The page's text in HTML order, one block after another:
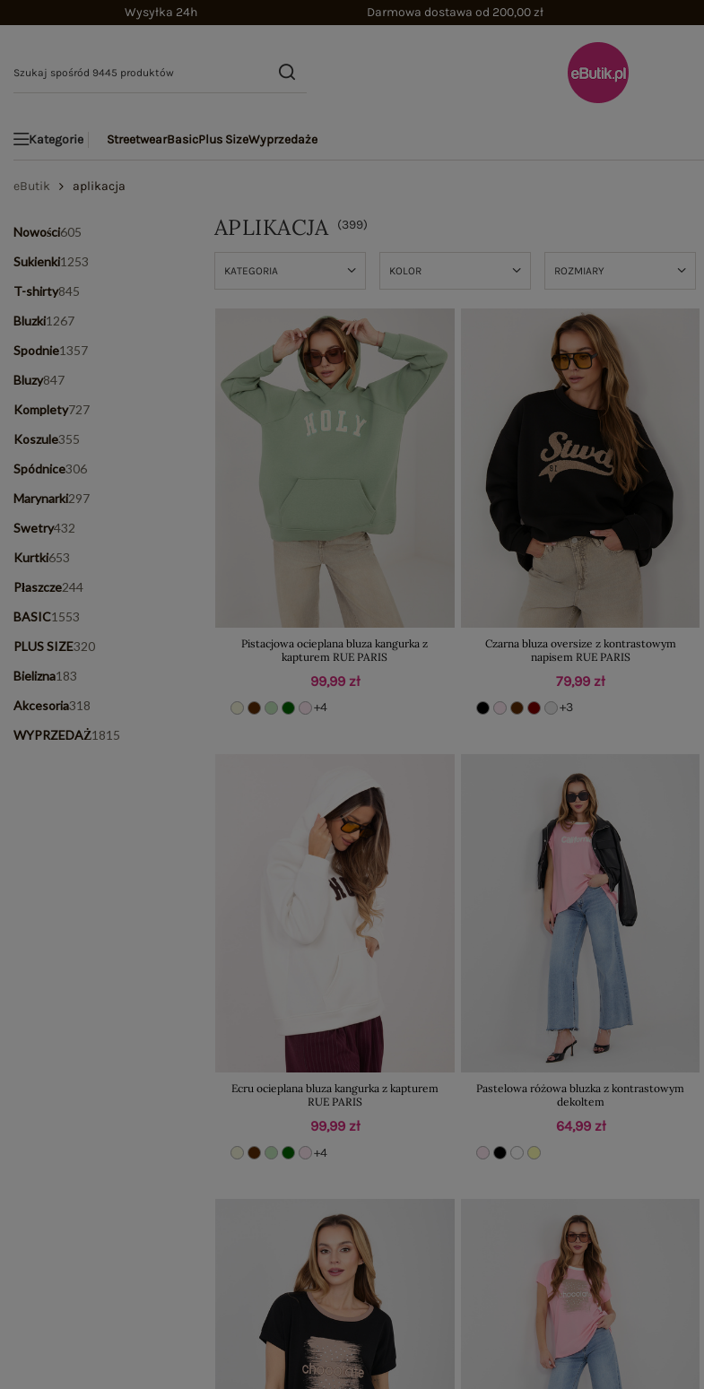
Wysyłka 24h Darmowa dostawa od 200,00 zł
Kategorie StreetwearBasicPlus SizeWyprzedaże
eButik aplikacja
Nowości605
Sukienki1253
T-shirty845
Bluzki1267
Spodnie1357
Bluzy847
Komplety727
Koszule355
Spódnice306
Marynarki297
Swetry432
Kurtki653
Płaszcze244
BASIC1553
PLUS SIZE320
Bielizna183
Akcesoria318
WYPRZEDAŻ1815
APLIKACJA (399)
KATEGORIA KOLOR ROZMIARY
Pistacjowa ocieplana bluza kangurka z
kapturem RUE PARIS
99,99 zł
+4
Czarna bluza oversize z kontrastowym
napisem RUE PARIS
79,99 zł
+3
Ecru ocieplana bluza kangurka z kapturem
RUE PARIS
99,99 zł
+4
Pastelowa różowa bluzka z kontrastowym
dekoltem
64,99 zł